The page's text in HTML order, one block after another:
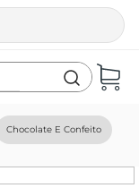
Chocolate E Confeito